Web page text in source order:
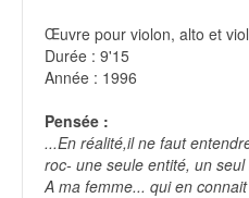
Œuvre pour violon, alto et
Durée : 9'15
Année : 1996
Pensée :
...En réalité,il ne faut
roc- une seule entité, un seul
A ma femme... qui en